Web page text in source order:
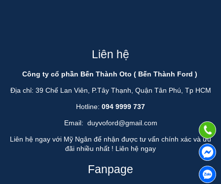
Liên hệ
Công ty cổ phần Bến Thành Oto ( Bến Thành Ford )
Địa chỉ: 39 Chế Lan Viên, P.Tây Thạnh, Quận Tân Phú, Tp HCM
Hotline: 094 9999 737
Email: duyvoford@gmail.com
Liên hệ ngay với Mỹ Ngân để nhận được tư vấn chính xác và ưu
đãi nhiều nhất ! Liên hệ ngay
Fanpage